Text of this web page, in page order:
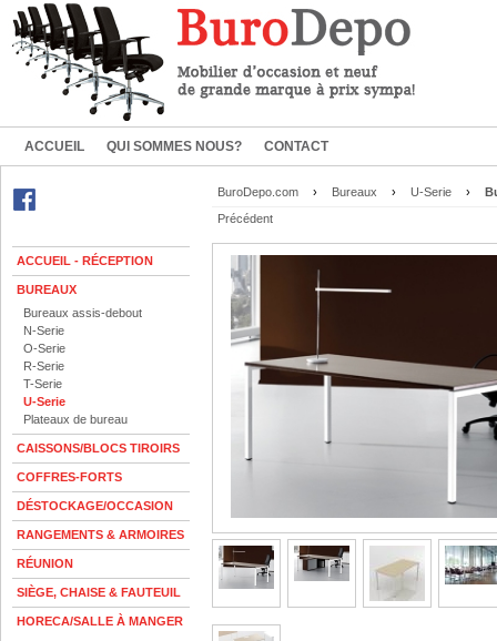
ACCUEIL QUI SOMMES NOUS? CONTACT
ACCUEIL - RÉCEPTION
BUREAUX
Bureaux assis-debout
N-Serie
O-Serie
R-Serie
T-Serie
U-Serie
Plateaux de bureau
CAISSONS/BLOCS TIROIRS
COFFRES-FORTS
DÉSTOCKAGE/OCCASION
RANGEMENTS & ARMOIRES
RÉUNION
SIÈGE, CHAISE & FAUTEUIL
HORECA/SALLE À MANGER
BuroDepo.com › Bureaux › U-Serie ›
Précédent